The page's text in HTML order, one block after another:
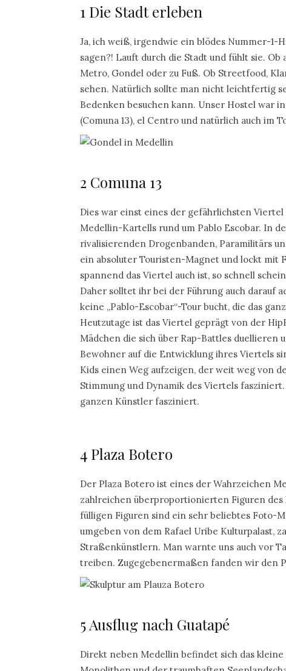
1 Die Stadt erleben
Ja, ich weiß, irgendwie ein blödes Nummer-
sagen?! Lauft durch die Stadt und fühlt sie.
Metro, Gondel oder zu Fuß. Ob Streetfood,
sehen. Natürlich sollte man nicht leichtfertig
Bedenken besuchen kann. Unser Hostel war
(Comuna 13), el Centro und natürlich auch im
2 Comuna 13
Dies war einst eines der gefährlichsten
Medellin-Kartells rund um Pablo Escobar. In
rivalisierenden Drogenbanden, Paramilitärs
ein absoluter Touristen-Magnet und lockt mit
spannend das Viertel auch ist, so schnell
Daher solltet ihr bei der Führung auch darauf
keine „Pablo-Escobar“-Tour bucht, die das
Heutzutage ist das Viertel geprägt von der
Mädchen die sich über Rap-Battles duellieren
Bewohner auf die Entwicklung ihres Viertels
Kids einen Weg aufzeigen, der weit weg von
Stimmung und Dynamik des Viertels
ganzen Künstler fasziniert.
4 Plaza Botero
Der Plaza Botero ist eines der Wahrzeichen
zahlreichen überproportionierten Figuren
fülligen Figuren sind ein sehr beliebtes Foto-
umgeben von dem Rafael Uribe Kulturpalast,
Straßenkünstlern. Man warnte uns auch vor
treiben. Zugegebenermaßen fanden wir den
5 Ausflug nach Guatapé
Direkt neben Medellin befindet sich das